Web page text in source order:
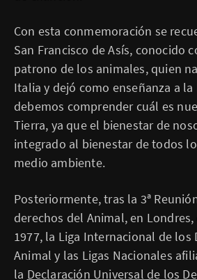
Con esta conmemoración se
San Francisco de Asís, conocido
patrono de los animales, quien
Italia y dejó como enseñanza a
debemos comprender cuál es
Tierra, ya que el bienestar de
integrado al bienestar de todos
medio ambiente.
Posteriormente, tras la 3ª
derechos del Animal, en
1977, la Liga Internacional de los
Animal y las Ligas Nacionales
la Declaración Universal de los